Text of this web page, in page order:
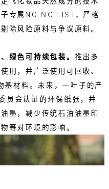
专属NO-NO LIST，严格
除风险原料与争议原料。
绿色可持续包装。 推出多
用，并广泛使用可回收、
基材料。未来，一叶子的产
员会认证的环保纸张，并
墨，减少传统石油油墨印
等对环境的影响。